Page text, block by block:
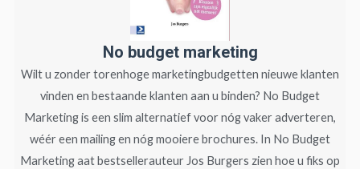
No budget marketing
Wilt u zonder torenhoge marketingbudgetten nieuwe klanten
vinden en bestaande klanten aan u binden? No Budget
Marketing is een slim alternatief voor nóg vaker adverteren,
wéér een mailing en nóg mooiere brochures. In No Budget
Marketing aat bestsellerauteur Jos Burgers zien hoe u fiks op